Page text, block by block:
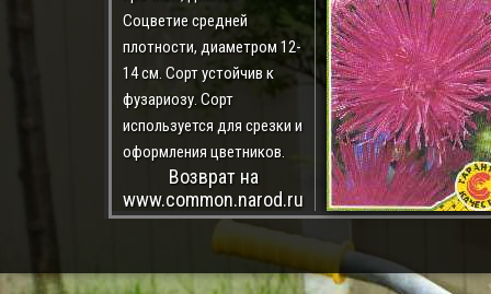
Соцветие средней
плотности, диаметром 12-
14 см. Сорт устойчив к
фузариозу. Сорт
используется для срезки и
оформления цветников.
Возврат на
www.common.narod.ru